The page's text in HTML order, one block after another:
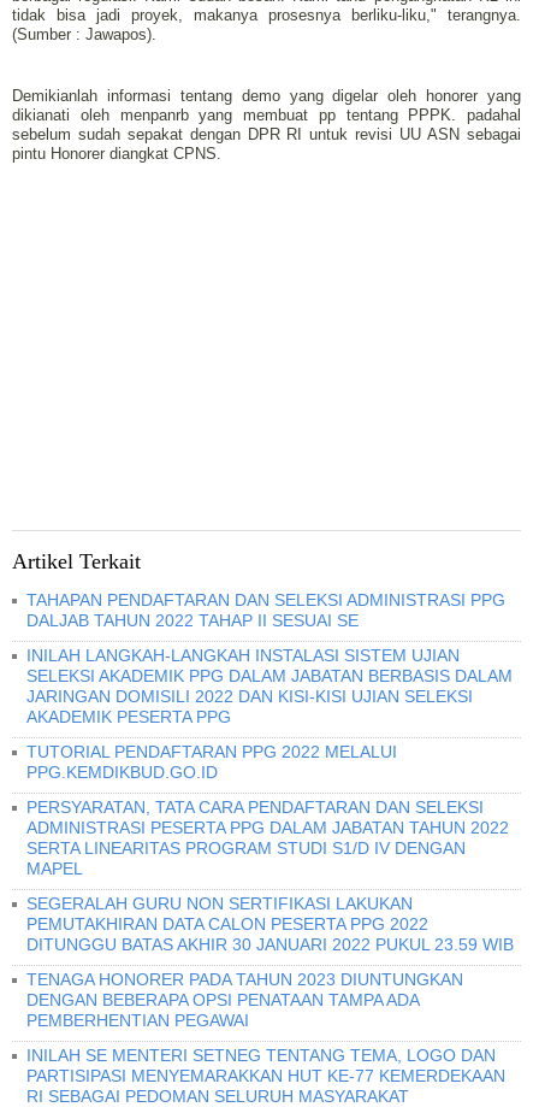
tidak bisa jadi proyek, makanya prosesnya berliku-liku," terangnya.
(Sumber : Jawapos).
Demikianlah informasi tentang demo yang digelar oleh honorer yang
dikianati oleh menpanrb yang membuat pp tentang PPPK. padahal
sebelum sudah sepakat dengan DPR RI untuk revisi UU ASN sebagai
pintu Honorer diangkat CPNS.
Artikel Terkait
TAHAPAN PENDAFTARAN DAN SELEKSI ADMINISTRASI PPG
DALJAB TAHUN 2022 TAHAP II SESUAI SE
INILAH LANGKAH-LANGKAH INSTALASI SISTEM UJIAN
SELEKSI AKADEMIK PPG DALAM JABATAN BERBASIS DALAM
JARINGAN DOMISILI 2022 DAN KISI-KISI UJIAN SELEKSI
AKADEMIK PESERTA PPG
TUTORIAL PENDAFTARAN PPG 2022 MELALUI
PPG.KEMDIKBUD.GO.ID
PERSYARATAN, TATA CARA PENDAFTARAN DAN SELEKSI
ADMINISTRASI PESERTA PPG DALAM JABATAN TAHUN 2022
SERTA LINEARITAS PROGRAM STUDI S1/D IV DENGAN
MAPEL
SEGERALAH GURU NON SERTIFIKASI LAKUKAN
PEMUTAKHIRAN DATA CALON PESERTA PPG 2022
DITUNGGU BATAS AKHIR 30 JANUARI 2022 PUKUL 23.59 WIB
TENAGA HONORER PADA TAHUN 2023 DIUNTUNGKAN
DENGAN BEBERAPA OPSI PENATAAN TAMPA ADA
PEMBERHENTIAN PEGAWAI
INILAH SE MENTERI SETNEG TENTANG TEMA, LOGO DAN
PARTISIPASI MENYEMARAKKAN HUT KE-77 KEMERDEKAAN
RI SEBAGAI PEDOMAN SELURUH MASYARAKAT